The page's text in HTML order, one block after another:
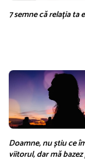
7 semne că relația ta
Doamne, nu știu ce
viitorul, dar mă